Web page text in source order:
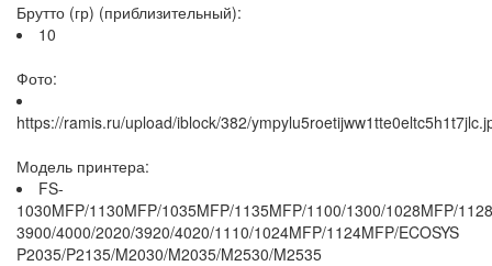
Брутто (гр) (приблизительный):
10
Фото:
https://ramis.ru/upload/iblock/382/
Модель принтера:
FS-
1030MFP/1130MFP/1035MFP/1135MFP/1100/1300/1028MFP/
3900/4000/2020/3920/4020/1110/1024MFP/1124MFP/ECOSYS
P2035/P2135/M2030/M2035/M2530/M2535